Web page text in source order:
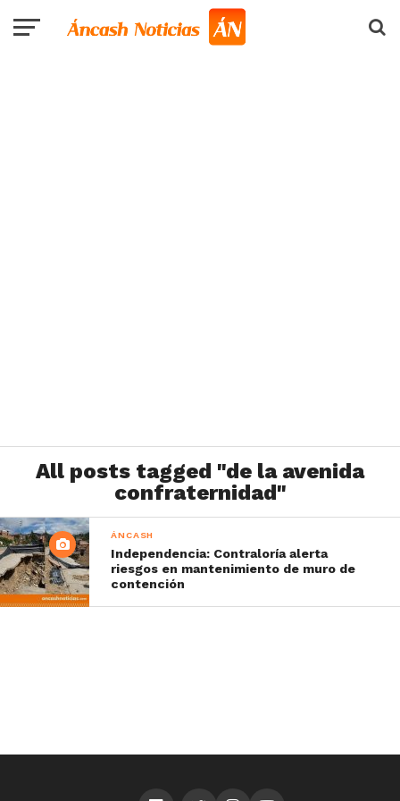
All posts tagged "de la avenida
confraternidad"
ÁNCASH
Independencia: Contraloría alerta
riesgos en mantenimiento de muro de
contención